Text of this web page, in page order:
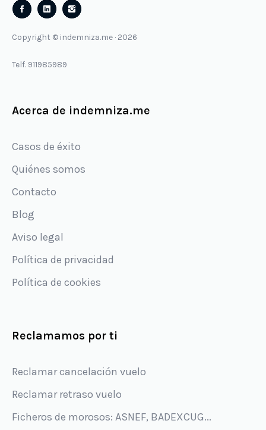
Follow
on
Follow
on
Copyright © indemniza.me · 2026
Telf. 911985989
Acerca de indemniza.me
Casos de éxito
Quiénes somos
Contacto
Blog
Aviso legal
Política de privacidad
Política de cookies
Reclamamos por ti
Reclamar cancelación vuelo
Reclamar retraso vuelo
Ficheros de morosos: ASNEF, BADEXCUG...